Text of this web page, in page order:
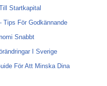
Startkapital
Tips För Godkännande
Snabbt
I Sverige
För Att Minska Dina